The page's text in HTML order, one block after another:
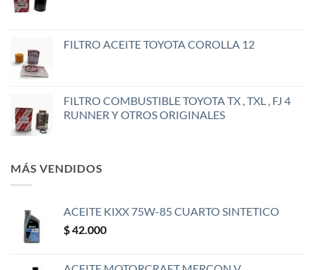
FILTRO ACEITE TOYOTA COROLLA 12
FILTRO COMBUSTIBLE TOYOTA TX , TXL , FJ 4
RUNNER Y OTROS ORIGINALES
MÁS VENDIDOS
ACEITE KIXX 75W-85 CUARTO SINTETICO
$42.000